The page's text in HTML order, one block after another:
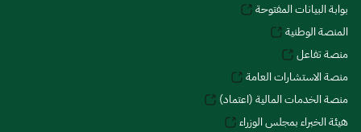
بوابة البيانات المفتوحة
المنصة الوطنية
منصة تفاعل
منصة الاستشارات العامة
منصة الخدمات المالية (اعتماد)
هيئة الخبراء بمجلس الوزراء